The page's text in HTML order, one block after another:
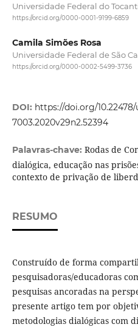
Universidade Federal do
https://orcid.org/0000-0001-9199-6859
Camila Simões Rosa
Universidade Federal de São
https://orcid.org/0000-0002-5499-3736
DOI: https://doi.org/
7003.2020v29n2.52394
Palavras-chave: Rodas de
dialógica, educação nas
contexto de privação de
RESUMO
Construído de forma
pesquisadoras/educadoras
pesquisas ancoradas na
presente artigo tem por
metodologias dialógicas com